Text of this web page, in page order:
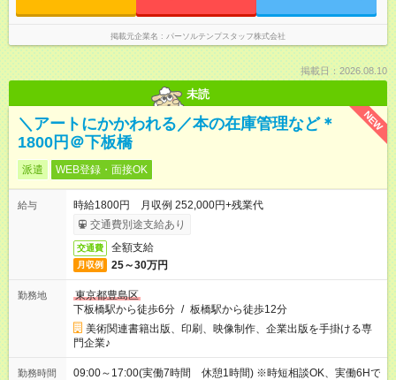
掲載元企業名 パーソルテンプスタッフ株式会社
掲載日：2026.08.10
未読
NEW
＼アートにかかわれる／本の在庫管理など＊
1800円＠下板橋
派遣 WEB登録・面接OK
給与
時給1800円 月収例 252,000円+残業代
交通費別途支給あり
交通費 全額支給
月収例 25～30万円
勤務地
東京都豊島区
下板橋駅から徒歩6分 / 板橋駅から徒歩12分
美術関連書籍出版、印刷、映像制作、企業出版を手掛ける専
門企業♪
勤務時間
09:00～17:00(実働7時間 休憩1時間) ※時短相談OK、実働6Hで